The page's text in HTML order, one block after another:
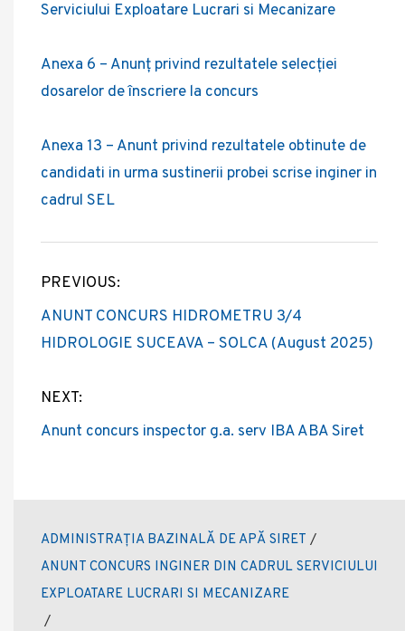
Serviciului Exploatare Lucrari si Mecanizare
Anexa 6 – Anunț privind rezultatele selecției
dosarelor de înscriere la concurs
Anexa 13 – Anunt privind rezultatele obtinute de
candidati in urma sustinerii probei scrise inginer in
cadrul SEL
Post
navigation
PREVIOUS:
ANUNT CONCURS HIDROMETRU 3/4
HIDROLOGIE SUCEAVA – SOLCA (August 2025)
NEXT:
Anunt concurs inspector g.a. serv IBA ABA Siret
ADMINISTRAȚIA BAZINALĂ DE APĂ SIRET /
ANUNT CONCURS INGINER DIN CADRUL SERVICIULUI
EXPLOATARE LUCRARI SI MECANIZARE
/